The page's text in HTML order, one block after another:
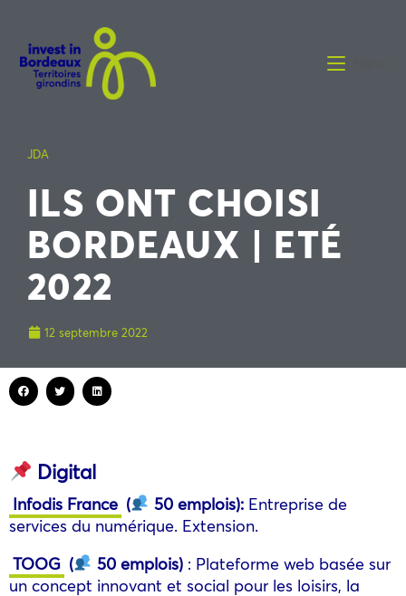
JDA
ILS ONT CHOISI
BORDEAUX | ETÉ
2022
12 septembre 2022
Digital
Infodis France ( 50 emplois):Entreprise de
services du numérique. Extension.
TOOG ( 50 emplois): Plateforme web basée sur
un concept innovant et social pour les loisirs, la